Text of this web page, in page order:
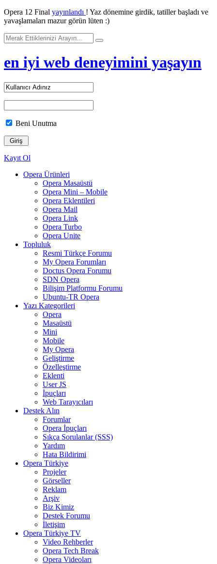
Opera 12 Final yayınlandı ! Yaz dönemine girdik, tatiller başladı ve
yavaşlamaları mazur görün lüten :)
en iyi web deneyimini yaşayın
Beni Unutma
Kayıt Ol
Opera Ürünleri
Opera Masaüstü
Opera Mini – Mobile
Opera Eklentileri
Opera Mail
Opera Link
Opera Turbo
Opera Unite
Topluluk
Resmi Türkçe Forumu
My Opera Forumları
Doctus Opera Forumu
SDN Opera
Bilişim Platformu Forumu
Ubuntu-TR Opera
Yazı Kategorileri
Opera
Masaüstü
Mini
Mobile
My Opera
Geliştirme
Özelleştirme
Eklenti
User JS
İpuçları
Web Tarayıcıları
Destek Alın
Forumlar
Opera İpuçları
Sıkça Sorulanlar (SSS)
Yardım
Hata Bildirimi
Opera Türkiye
Projeler
Görseller
Reklam
Arşiv
Biz Kimiz
Destek Forumu
İletişim
Opera Türkiye TV
Video Rehberler
Opera Tech Break
Opera Videoları